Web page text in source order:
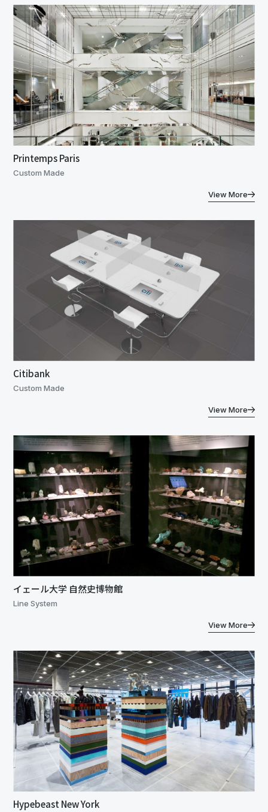
Printemps Paris
Custom Made
View More
Citibank
Custom Made
View More
イェール大学 自然史博物館
Line System
View More
Hypebeast New York